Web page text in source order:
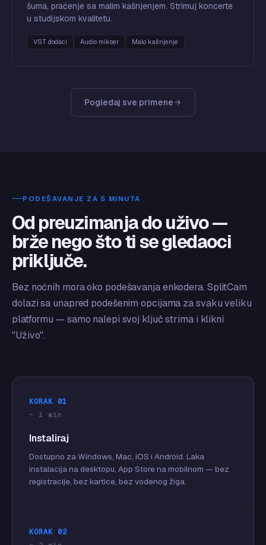
šuma, praćenje sa malim kašnjenjem. Strimuj koncerte
u studijskom kvalitetu.
VST dodaci Audio mikser Malo kašnjenje
Pogledaj sve primene
PODEŠAVANJE ZA 5 MINUTA
Od preuzimanja do uživo —
brže nego što ti se gledaoci
priključe.
Bez noćnih mora oko podešavanja enkodera. SplitCam
dolazi sa unapred podešenim opcijama za svaku veliku
platformu — samo nalepi svoj ključ strima i klikni
"Uživo".
KORAK 01
~ 1 min
Instaliraj
Dostupno za Windows, Mac, iOS i Android. Laka
instalacija na desktopu, App Store na mobilnom — bez
registracije, bez kartice, bez vodenog žiga.
KORAK 02